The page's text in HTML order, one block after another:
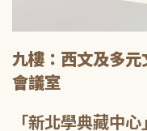
九樓：西文及多元
會議室
「新北學典藏中